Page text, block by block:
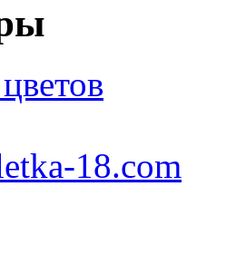
18.com